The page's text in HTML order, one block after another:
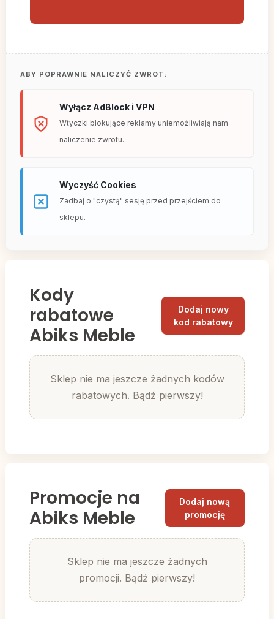
ABY POPRAWNIE NALICZYĆ ZWROT:
Wyłącz AdBlock i VPN
Wtyczki blokujące reklamy uniemożliwiają nam
naliczenie zwrotu.
Wyczyść Cookies
Zadbaj o "czystą" sesję przed przejściem do
sklepu.
Kody
rabatowe
Abiks Meble
Dodaj nowy
kod rabatowy
Sklep nie ma jeszcze żadnych kodów
rabatowych. Bądź pierwszy!
Promocje na
Abiks Meble
Dodaj nową
promocję
Sklep nie ma jeszcze żadnych
promocji. Bądź pierwszy!